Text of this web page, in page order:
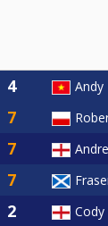
Andy
Cody